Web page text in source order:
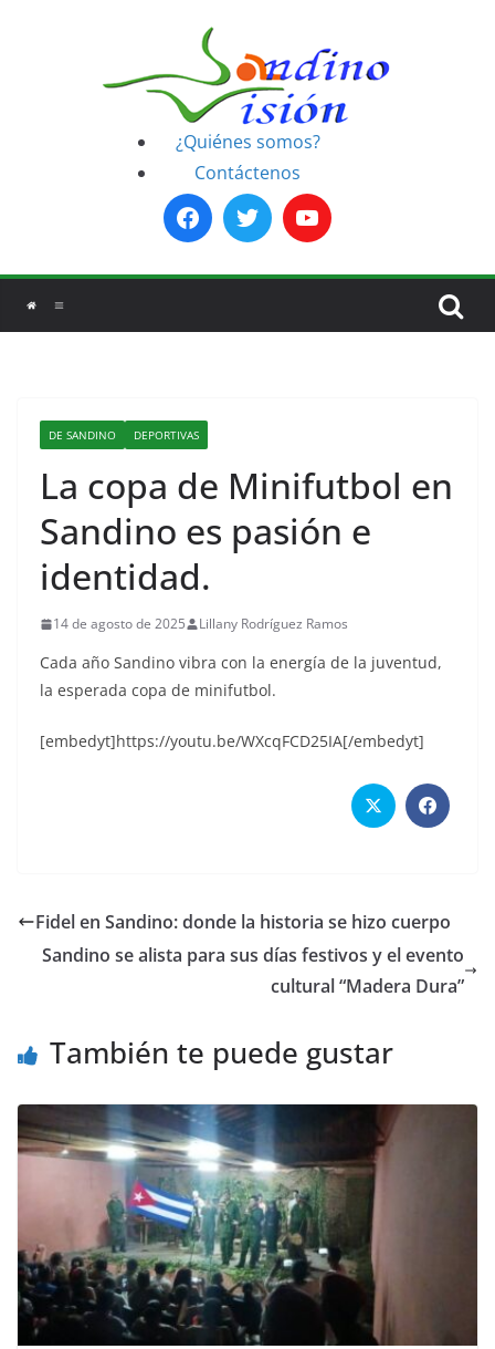
¿Quiénes somos?
Contáctenos
DE SANDINO DEPORTIVAS
La copa de Minifutbol en
Sandino es pasión e
identidad.
14 de agosto de 2025 Lillany Rodríguez Ramos
Cada año Sandino vibra con la energía de la juventud,
la esperada copa de minifutbol.
[embedyt]https://youtu.be/WXcqFCD25IA[/embedyt]
Fidel en Sandino: donde la historia se hizo cuerpo
Sandino se alista para sus días festivos y el evento
cultural “Madera Dura”
También te puede gustar